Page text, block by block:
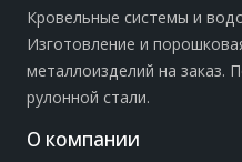
Кровельные системы и
Изготовление и
металлоизделий на заказ.
рулонной стали.
О компании